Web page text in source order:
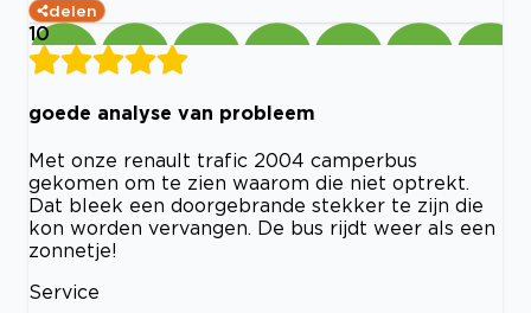
delen
10
goede analyse van probleem
Met onze renault trafic 2004 camperbus
gekomen om te zien waarom die niet optrekt.
Dat bleek een doorgebrande stekker te zijn die
kon worden vervangen. De bus rijdt weer als een
zonnetje!
Service